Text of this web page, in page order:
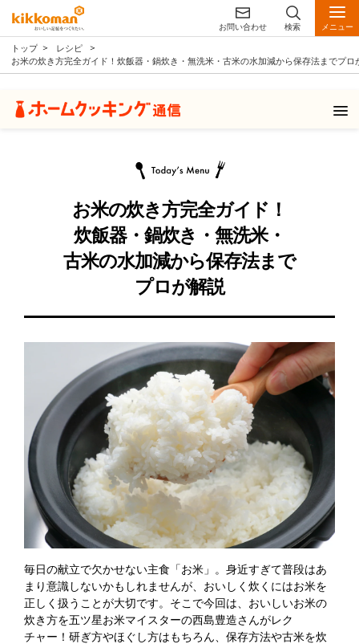
お問い合わせ 検索 メニュー
トップ
レシピ
お米の炊き方完全ガイド！炊飯器・鍋炊き・無洗米・古米の水加減から保存法までプロ
お米の炊き方完全ガイド！
炊飯器・鍋炊き・無洗米・
古米の水加減から保存法まで
プロが解説
毎日の献立で欠かせない主食「お米」。身近すぎて普段はあ
まり意識しないかもしれませんが、おいしく炊くにはお米を
正しく扱うことが大切です。そこで今回は、おいしいお米の
炊き方を五ツ星お米マイスターの西島豊造さんがレク
チャー！研ぎ方やほぐし方はもちろん、保存方法や古米を炊